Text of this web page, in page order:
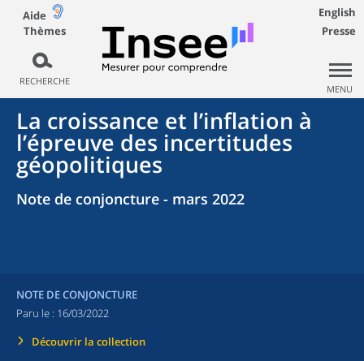
Aide
Thèmes
RECHERCHE
English
Presse
MENU
La croissance et l’inflation à
l’épreuve des incertitudes
géopolitiques
Note de conjoncture - mars 2022
NOTE DE CONJONCTURE
Paru le : 16/03/2022
Découvrir la collection